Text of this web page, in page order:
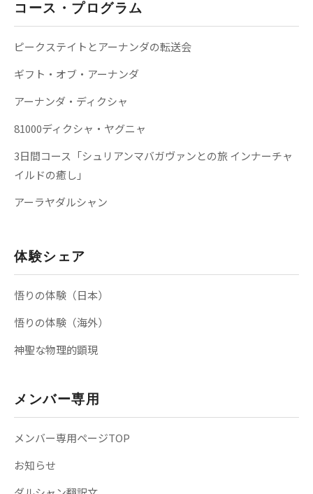
コース・プログラム
ピークステイトとアーナンダの転送会
ギフト・オブ・アーナンダ
アーナンダ・ディクシャ
81000ディクシャ・ヤグニャ
3日間コース「シュリアンマバガヴァンとの旅 インナーチャ
イルドの癒し」
アーラヤダルシャン
体験シェア
悟りの体験（日本）
悟りの体験（海外）
神聖な物理的顕現
メンバー専用
メンバー専用ページTOP
お知らせ